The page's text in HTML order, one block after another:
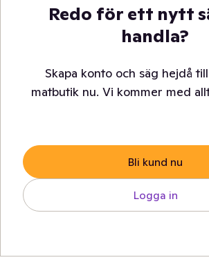
Redo för ett nytt
handla?
Skapa konto och säg hejdå
matbutik nu. Vi kommer med
Bli kund nu
Logga in